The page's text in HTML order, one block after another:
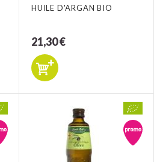
HUILE D'ARGAN BIO
21,30 €